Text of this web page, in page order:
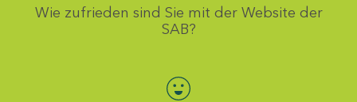
Wie zufrieden sind Sie mit der Website der
SAB?
Bewertung auswählen